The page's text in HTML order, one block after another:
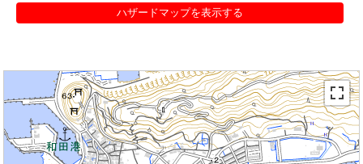
ハザードマップを表示する